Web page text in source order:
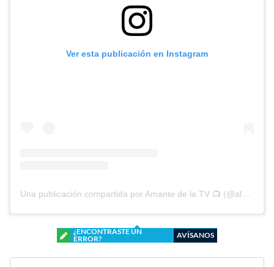
Ver esta publicación en Instagram
Una publicación compartida por Amante de la TV 📺 (@alguien_te_observa)
¿ENCONTRASTE UN
ERROR?
AVÍSANOS